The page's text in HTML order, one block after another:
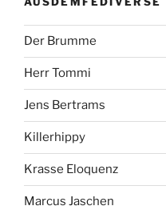
Der Brumme
Herr Tommi
Jens Bertrams
Killerhippy
Krasse Eloquenz
Marcus Jaschen